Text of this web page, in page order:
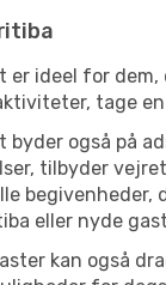
er ideel for
tage
byder også på
tilbyder
begivenheder,
eller nyde
kan også